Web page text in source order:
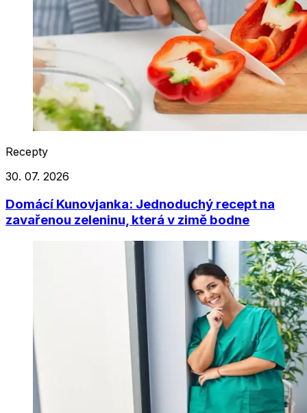
Recepty
30. 07. 2026
Domácí Kunovjanka: Jednoduchý recept na
zavařenou zeleninu, která v zimě bodne